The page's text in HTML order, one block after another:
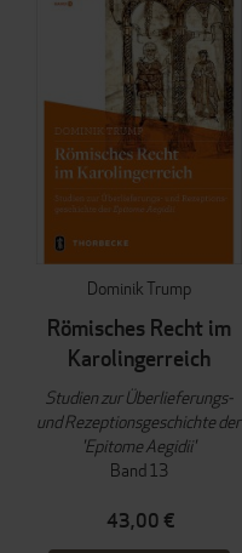
Dominik Trump
Römisches Recht im
Karolingerreich
Studien zur Überlieferungs-
und Rezeptionsgeschichte der
'Epitome Aegidii'
Band 13
43,00 €